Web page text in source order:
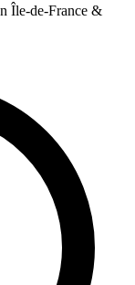
Île-de-France &